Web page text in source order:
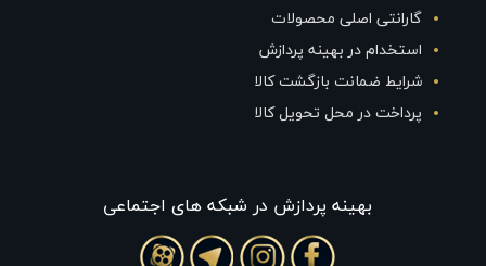
گارانتی اصلی محصولات
استخدام در بهینه پردازش
شرایط ضمانت بازگشت کالا
پرداخت در محل تحویل کالا
بهينه پردازش در شبکه های اجتماعی